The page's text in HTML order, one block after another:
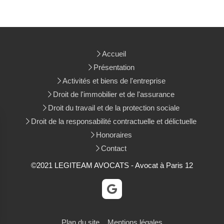
Accueil
Présentation
Activités et biens de l'entreprise
Droit de l'immobilier et de l'assurance
Droit du travail et de la protection sociale
Droit de la responsabilité contractuelle et délictuelle
Honoraires
Contact
©2021 LEGITEAM AVOCATS - Avocat à Paris 12
Plan du site Mentions légales